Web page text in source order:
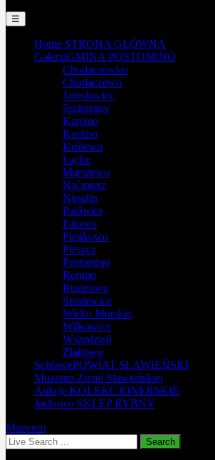
☰
Home STRONA GŁÓWNA
GaleriaGMINA POSTOMINO
Chudaczewko
Chudaczewo
Jarosławiec
Jezierzany
Karsino
Korlino
Królewo
Łącko
Marszewo
Naćmierz
Nosalin
Pałówko
Pałowo
Pieńkowo
Pieszcz
Postomino
Ronino
Rusinowo
Staniewice
Wicko Morskie
Wilkowice
Wszedzień
Złakowo
SchlawePOWIAT SŁAWIEŃSKI
Muzeum Ziemi Sławieńskiej
Aukcje KOLEKCJONERSKIE
Jackowo SKLEP RYBNY
Muzeum